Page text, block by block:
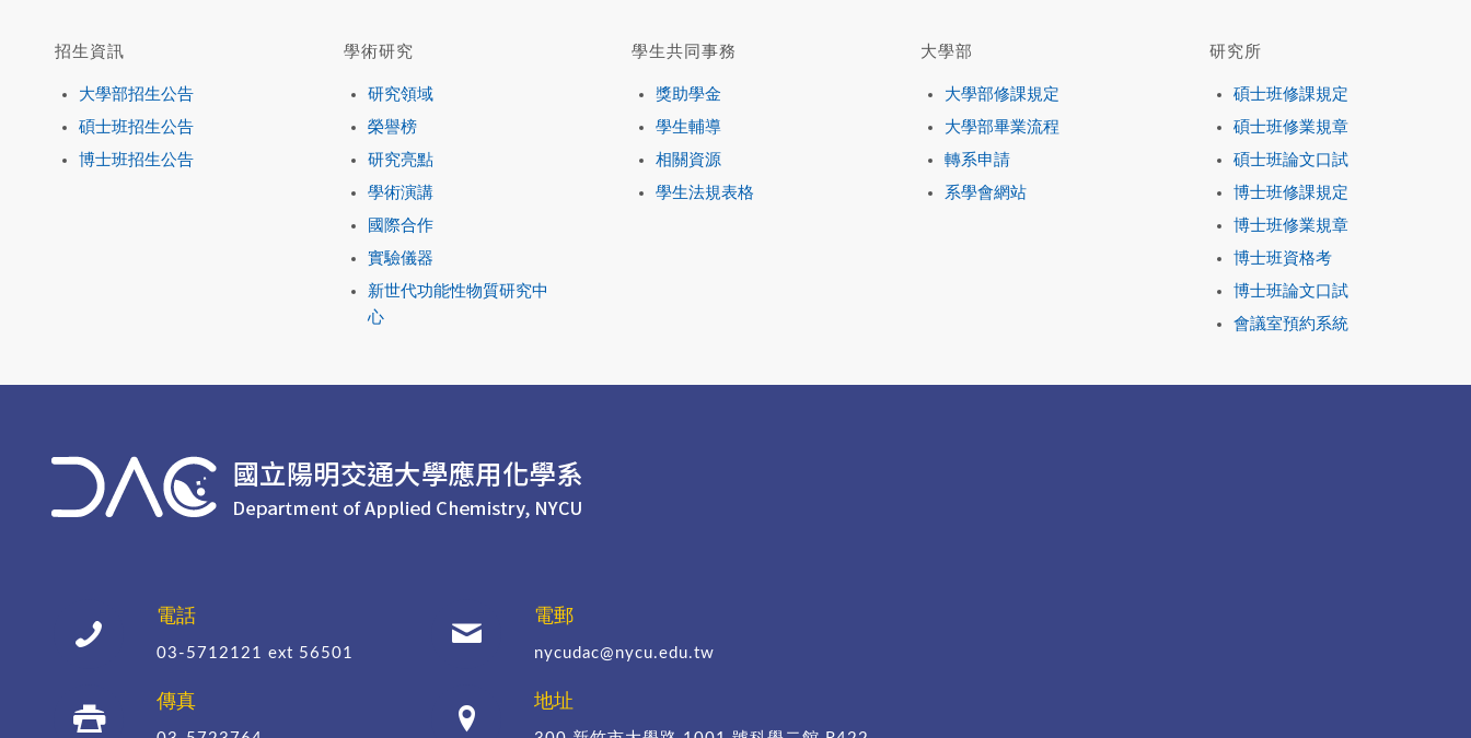
招生資訊
大學部招生公告
碩士班招生公告
博士班招生公告
學術研究
研究領域
榮譽榜
研究亮點
學術演講
國際合作
實驗儀器
新世代功能性物質研究中
心
學生共同事務
獎助學金
學生輔導
相關資源
學生法規表格
大學部
大學部修課規定
大學部畢業流程
轉系申請
系學會網站
研究所
碩士班修課規定
碩士班修業規章
碩士班論文口試
博士班修課規定
博士班修業規章
博士班資格考
博士班論文口試
會議室預約系統
電話
03-5712121 ext 56501
傳真
電郵
nycudac@nycu.edu.tw
地址